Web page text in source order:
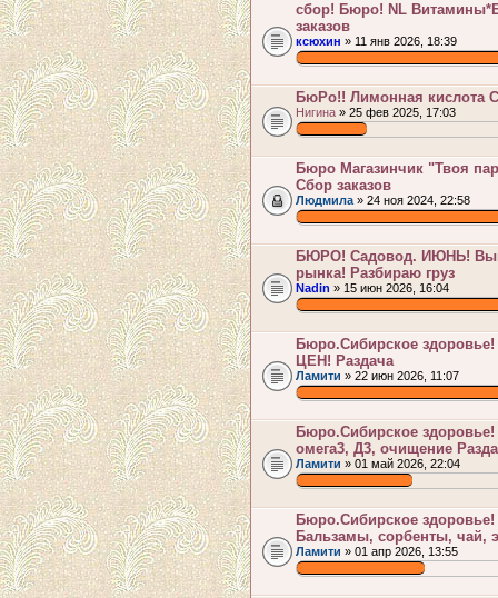
сбор! Бюро! NL
заказов
ксюхин » 11 янв 2026, 18:39
.
БюРо!! Лимонная кислота
Нигина » 25 фев 2025, 17:03
.
Бюро Магазинчик "Твоя
Сбор заказов
Людмила » 24 ноя 2024, 22:58
.
БЮРО! Садовод. ИЮНЬ!
рынка! Разбираю груз
Nadin » 15 июн 2026, 16:04
.
Бюро.Сибирское
ЦЕН! Раздача
Ламити » 22 июн 2026, 11:07
.
Бюро.Сибирское
омега3, Д3, очищение
Ламити » 01 май 2026, 22:04
.
Бюро.Сибирское
Бальзамы, сорбенты, чай,
Ламити » 01 апр 2026, 13:55
.